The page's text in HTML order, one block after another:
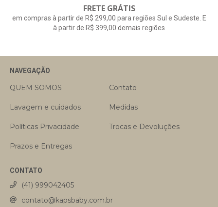
FRETE GRÁTIS
em compras à partir de R$ 299,00 para regiões Sul e Sudeste. E
à partir de R$ 399,00 demais regiões
NAVEGAÇÃO
QUEM SOMOS Contato
Lavagem e cuidados Medidas
Políticas Privacidade Trocas e Devoluções
Prazos e Entregas
CONTATO
(41) 999042405
contato@kapsbaby.com.br